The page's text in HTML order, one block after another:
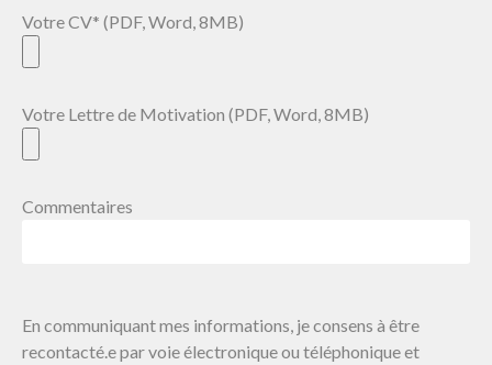
Votre CV* (PDF, Word, 8MB)
Votre Lettre de Motivation (PDF, Word, 8MB)
Commentaires
En communiquant mes informations, je consens à être
recontacté.e par voie électronique ou téléphonique et